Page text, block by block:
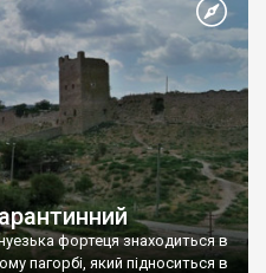
фортеця знаходиться в
пагорбі, який підноситься в